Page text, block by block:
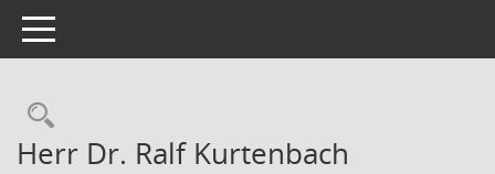
Toggle navigation
Rechercheauswahl
Herr Dr. Ralf Kurtenbach